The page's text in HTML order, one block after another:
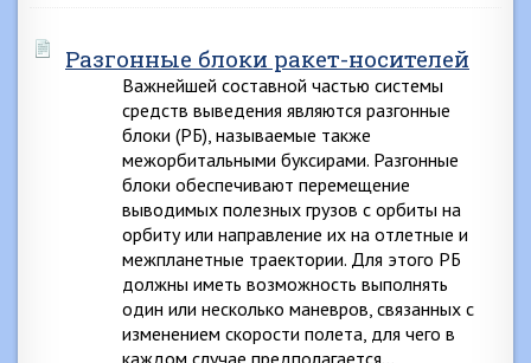
Разгонные блоки ракет-носителей
Важнейшей составной частью системы
средств выведения являются разгонные
блоки (РБ), называемые также
межорбитальными буксирами. Разгонные
блоки обеспечивают перемещение
выводимых полезных грузов с орбиты на
орбиту или направление их на отлетные и
межпланетные траектории. Для этого РБ
должны иметь возможность выполнять
один или несколько маневров, связанных с
изменением скорости полета, для чего в
каждом случае предполагается…